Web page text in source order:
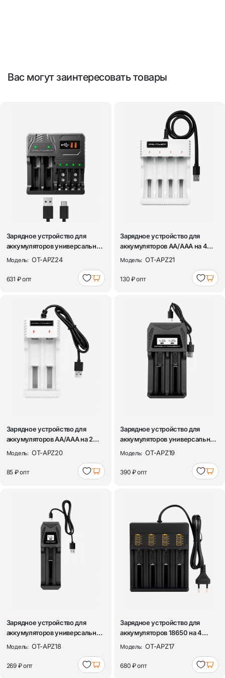
Вас могут заинтересовать товары
Зарядное устройство для
аккумуляторов универсальное
на 8 сло...
Модель: OT-APZ24
631 ₽опт
Зарядное устройство для
аккумуляторов АА/ААА на 4
слота Орби...
Модель: OT-APZ21
130 ₽опт
Зарядное устройство для
аккумуляторов АА/ААА на 2
слота Орби...
Модель: OT-APZ20
85 ₽опт
Зарядное устройство для
аккумуляторов универсальное
на 2 сло...
Модель: OT-APZ19
390 ₽опт
Зарядное устройство для
аккумуляторов универсальное
на 1 сло...
Модель: OT-APZ18
269 ₽опт
Зарядное устройство для
аккумуляторов 18650 на 4
слота Орбит...
Модель: OT-APZ17
680 ₽опт